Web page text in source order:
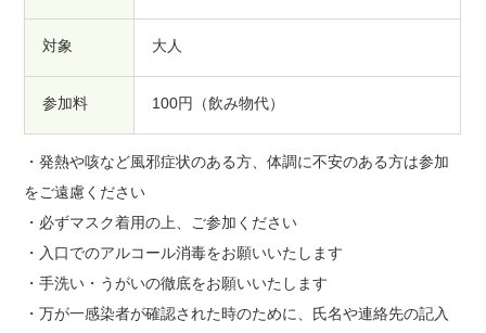
対象 大人
参加料 100円（飲み物代）
・発熱や咳など風邪症状のある方、体調に不安のある方は参加
をご遠慮ください
・必ずマスク着用の上、ご参加ください
・入口でのアルコール消毒をお願いいたします
・手洗い・うがいの徹底をお願いいたします
・万が一感染者が確認された時のために、氏名や連絡先の記入